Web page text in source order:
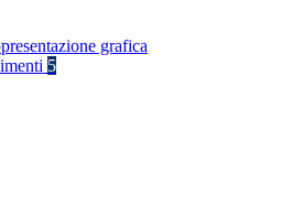
grafica
5